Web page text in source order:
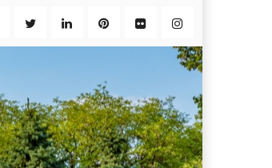
la mia valigia (e la pelle sensibile)